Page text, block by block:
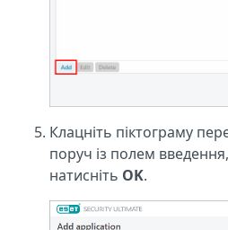
Клацніть піктограму
поруч із полем
натисніть OK.